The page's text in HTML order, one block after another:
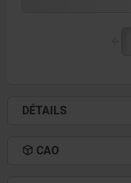
DÉTAILS
CAO